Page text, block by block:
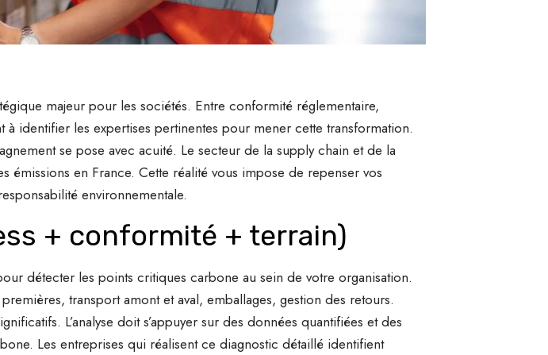
majeur pour les sociétés. Entre conformité réglementaire,
identifier les expertises pertinentes pour mener cette transformation.
se pose avec acuité. Le secteur de la supply chain et de la
en France. Cette réalité vous impose de repenser vos
environnementale.
+ conformité + terrain)
détecter les points critiques carbone au sein de votre organisation.
transport amont et aval, emballages, gestion des retours.
L’analyse doit s’appuyer sur des données quantifiées et des
Les entreprises qui réalisent ce diagnostic détaillé identifient